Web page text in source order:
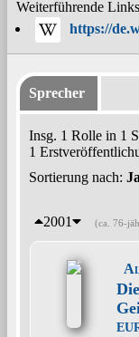
Weiterführende
https://
Sprecher
Insg. 1 Rolle in 1
1
Sortierung nach:
2001 (ca. 76-